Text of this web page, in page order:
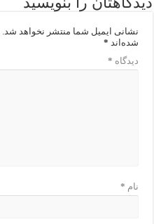
نشانی ایمیل شما منتشر نخواهد شد.
شده‌اند *
دیدگاه *
نام *